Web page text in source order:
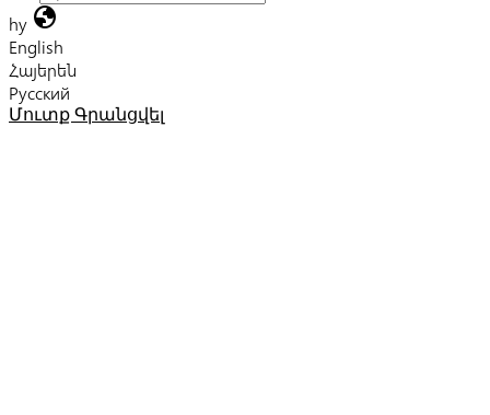
hy globe
English
Հայերեն
Русский
Մուտք Գրանցվել